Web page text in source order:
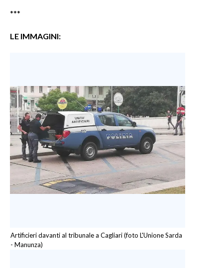
ANNUNCI
PUBBLICITÀ
***
LE IMMAGINI:
Artificieri davanti al tribunale a Cagliari (foto L'Unione Sarda
- Manunza)